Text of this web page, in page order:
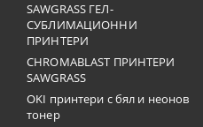
SAWGRASS ГЕЛ-
СУБЛИМАЦИОННИ
ПРИНТЕРИ
CHROMABLAST ПРИНТЕРИ
SAWGRASS
OKI принтери с бял и неонов
тонер